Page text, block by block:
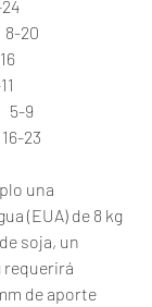
24
Sorgo	8-20
16
11
Girasol	5-9
Alfalfa	16-23
una
(EUA) de 8 kg
soja, un
requerirá
de aporte